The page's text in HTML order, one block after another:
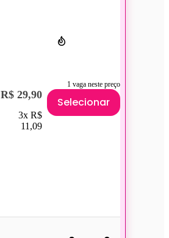
1 vaga neste preço
R$ 29,90
3x R$
11,09
Selecionar